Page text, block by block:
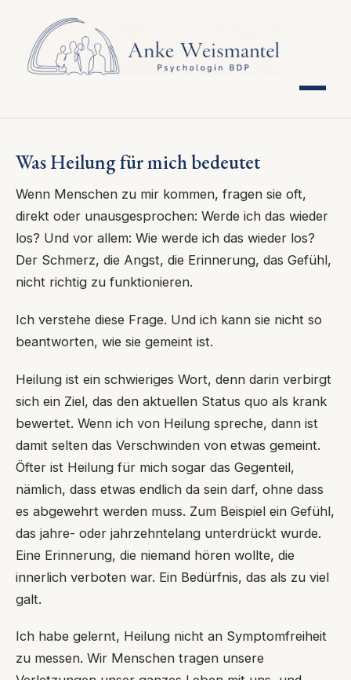
Was Heilung für mich bedeutet
Wenn Menschen zu mir kommen, fragen sie oft,
direkt oder unausgesprochen: Werde ich das wieder
los? Und vor allem: Wie werde ich das wieder los?
Der Schmerz, die Angst, die Erinnerung, das Gefühl,
nicht richtig zu funktionieren.
Ich verstehe diese Frage. Und ich kann sie nicht so
beantworten, wie sie gemeint ist.
Heilung ist ein schwieriges Wort, denn darin verbirgt
sich ein Ziel, das den aktuellen Status quo als krank
bewertet. Wenn ich von Heilung spreche, dann ist
damit selten das Verschwinden von etwas gemeint.
Öfter ist Heilung für mich sogar das Gegenteil,
nämlich, dass etwas endlich da sein darf, ohne dass
es abgewehrt werden muss. Zum Beispiel ein Gefühl,
das jahre- oder jahrzehntelang unterdrückt wurde.
Eine Erinnerung, die niemand hören wollte, die
innerlich verboten war. Ein Bedürfnis, das als zu viel
galt.
Ich habe gelernt, Heilung nicht an Symptomfreiheit
zu messen. Wir Menschen tragen unsere